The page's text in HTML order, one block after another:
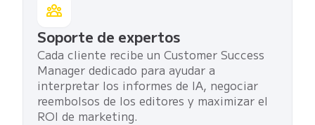
Soporte de expertos
Cada cliente recibe un Customer Success
Manager dedicado para ayudar a
interpretar los informes de IA, negociar
reembolsos de los editores y maximizar el
ROI de marketing.